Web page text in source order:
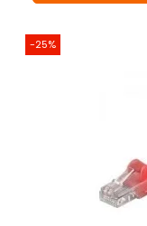
-25%